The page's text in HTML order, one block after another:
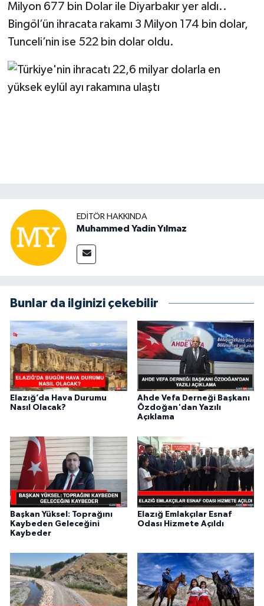
Milyon 677 bin Dolar ile Diyarbakır yer aldı..
Bingöl’ün ihracata rakamı 3 Milyon 174 bin dolar,
Tunceli’nin ise 522 bin dolar oldu.
EDITÖR HAKKINDA
Muhammed Yadin Yılmaz
Bunlar da ilginizi çekebilir
Elazığ’da Hava Durumu
Nasıl Olacak?
Ahde Vefa Derneği Başkanı
Özdoğan'dan Yazılı
Açıklama
Başkan Yüksel: Toprağını
Kaybeden Geleceğini
Kaybeder
Elazığ Emlakçılar Esnaf
Odası Hizmete Açıldı